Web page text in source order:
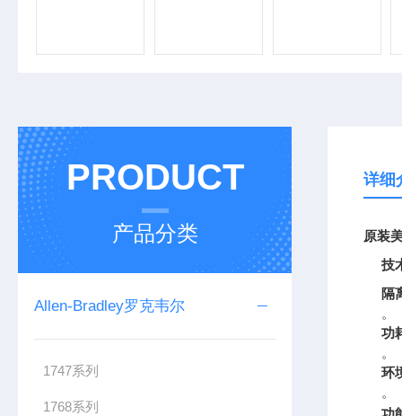
PRODUCT
产品分类
Allen-Bradley罗克韦尔
1747系列
1768系列
详细
原装
技
隔
。
功
。
环
。